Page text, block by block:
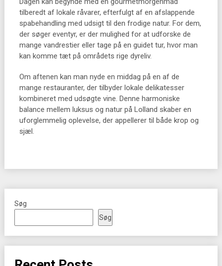
tilberedt af lokale råvarer, efterfulgt af en afslappende
spabehandling med udsigt til den frodige natur. For dem,
der søger eventyr, er der mulighed for at udforske de
mange vandrestier eller tage på en guidet tur, hvor man
kan komme tæt på områdets rige dyreliv.
Om aftenen kan man nyde en middag på en af de
mange restauranter, der tilbyder lokale delikatesser
kombineret med udsøgte vine. Denne harmoniske
balance mellem luksus og natur på Lolland skaber en
uforglemmelig oplevelse, der appellerer til både krop og
sjæl.
Søg
Søg